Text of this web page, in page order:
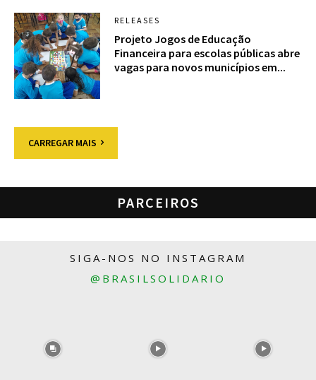
RELEASES
Projeto Jogos de Educação
Financeira para escolas públicas abre
vagas para novos municípios em...
CARREGAR MAIS
PARCEIROS
SIGA-NOS NO INSTAGRAM
@BRASILSOLIDARIO